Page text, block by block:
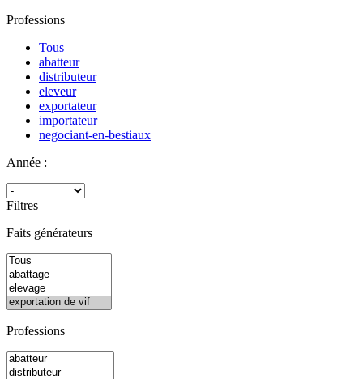
Professions
Tous
abatteur
distributeur
eleveur
exportateur
importateur
negociant-en-bestiaux
Année :
Filtres
Faits générateurs
Professions